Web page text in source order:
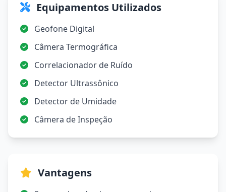
Equipamentos Utilizados
Geofone Digital
Câmera Termográfica
Correlacionador de Ruído
Detector Ultrassônico
Detector de Umidade
Câmera de Inspeção
Vantagens